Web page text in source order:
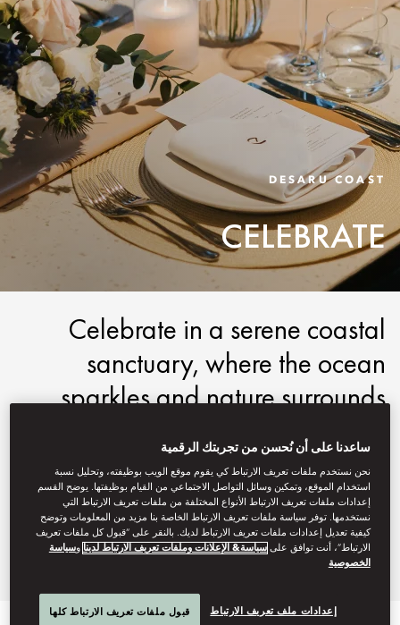
DESARU COAST
CELEBRATE
Celebrate in a serene coastal
sanctuary, where the ocean
sparkles and nature surrounds
you. From elegant weddings to
refined gatherings, every
occasion is impeccably curated.
modes-info@mohg.com
+607 878 3400
ساعدنا على أن نُحسن من تجربتك الرقمية
نحن نستخدم ملفات تعريف الارتباط كي يقوم موقع الويب بوظيفته، وتحليل نسبة
استخدام الموقع، وتمكين وسائل التواصل الاجتماعي من القيام بوظيفتها. يوضح القسم
إعدادات ملفات تعريف الارتباط الأنواع المختلفة من ملفات تعريف الارتباط التي
نستخدمها. توفر سياسة ملفات تعريف الارتباط الخاصة بنا مزيد من المعلومات وتوضح
كيفية تعديل إعدادات ملفات تعريف الارتباط لديك. بالنقر على “قبول كل ملفات تعريف
الارتباط”، أنت توافق علىسياسة& الإعلانات وملفات تعريف الارتباط لدينا وسياسة
الخصوصية
إعدادات ملف تعريف الارتباط قبول ملفات تعريف الارتباط كلها